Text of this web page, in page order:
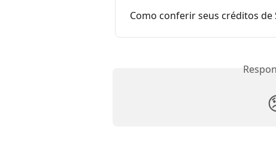
Como conferir seus créditos de